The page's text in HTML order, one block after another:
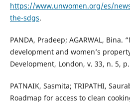
https://www.unwomen.org/es/
the-sdgs.
PANDA, Pradeep; AGARWAL,
development and women’s
Development, London, v. 33, n. 5,
PATNAIK, Sasmita; TRIPATHI,
Roadmap for access to clean